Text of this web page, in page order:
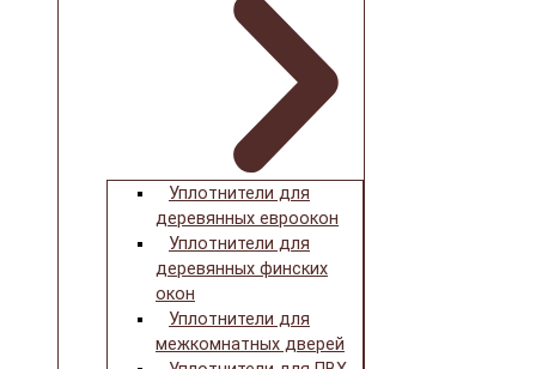
Уплотнители для
деревянных евроокон
Уплотнители для
деревянных финских
окон
Уплотнители для
межкомнатных дверей